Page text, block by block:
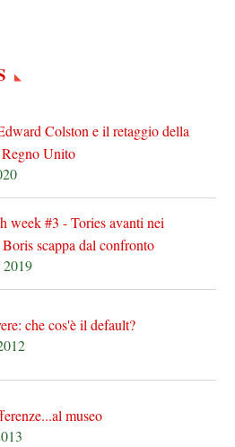
Colston e il retaggio della
Unito
week #3 - Tories avanti nei
scappa dal confronto
2019
che cos'è il default?
museo